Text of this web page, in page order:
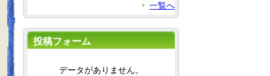
一覧へ
投稿フォーム
データがありません。